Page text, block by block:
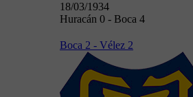
18/03/1934
Huracán 0 - Boca 4
Boca 2 - Vélez 2